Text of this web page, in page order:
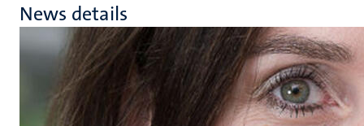
News details